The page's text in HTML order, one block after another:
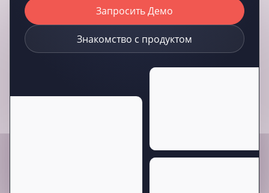
Запросить Демо
Знакомство с продуктом